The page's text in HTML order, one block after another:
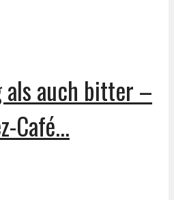
auch bitter –
Café...